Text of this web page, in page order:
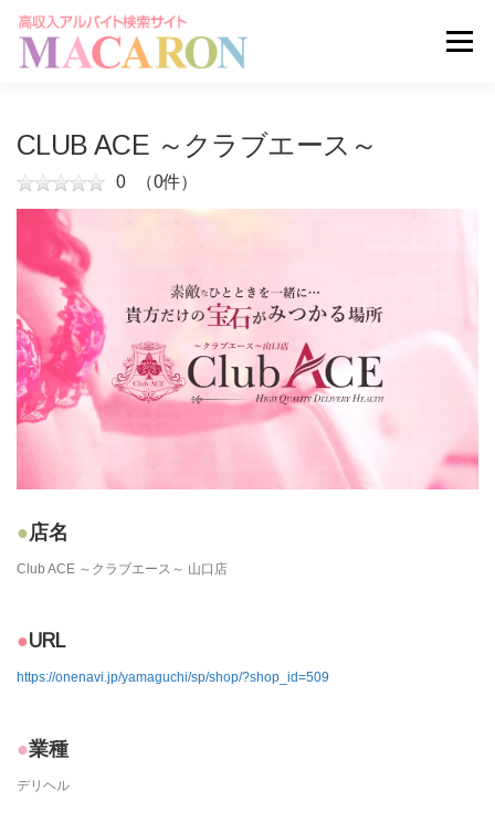
メニュー
掲載申し込みはこちら
CLUB ACE ～クラブエース～
0 （0件）
店名
Club ACE ～クラブエース～ 山口店
URL
https://onenavi.jp/yamaguchi/sp/shop/?shop_id=509
業種
デリヘル